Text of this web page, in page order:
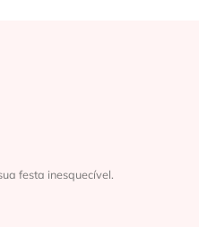
festa inesquecível.